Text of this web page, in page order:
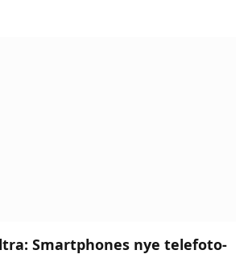
Smartphones nye telefoto-